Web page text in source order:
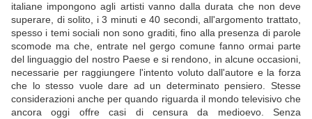
italiane impongono agli artisti vanno dalla durata che non deve
superare, di solito, i 3 minuti e 40 secondi, all'argomento trattato,
spesso i temi sociali non sono graditi, fino alla presenza di parole
scomode ma che, entrate nel gergo comune fanno ormai parte
del linguaggio del nostro Paese e si rendono, in alcune occasioni,
necessarie per raggiungere l'intento voluto dall'autore e la forza
che lo stesso vuole dare ad un determinato pensiero. Stesse
considerazioni anche per quando riguarda il mondo televisivo che
ancora oggi offre casi di censura da medioevo. Senza